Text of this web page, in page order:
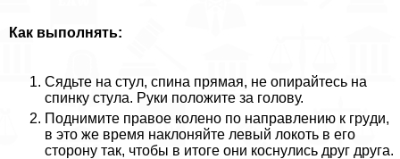
Как выполнять:
Сядьте на стул, спина прямая, не опирайтесь на
спинку стула. Руки положите за голову.
Поднимите правое колено по направлению к гpyди,
в это же время наклоняйте левый локоть в его
сторону так, чтобы в итоге они коснулись друг друга.